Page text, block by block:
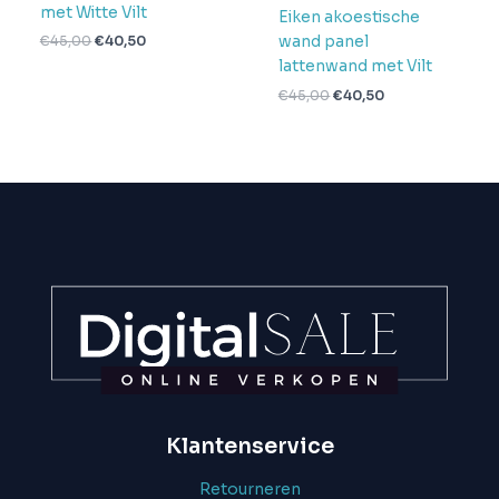
met Witte Vilt
€45,00€40,50
Eiken akoestische
wand panel
lattenwand met Vilt
€45,00€40,50
Klantenservice
Retourneren